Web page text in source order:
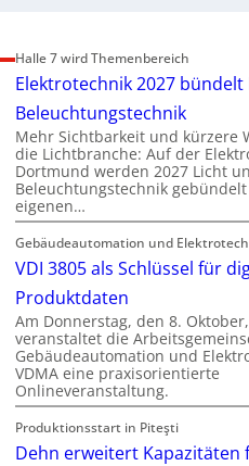
Halle 7 wird Themenbereich
Elektrotechnik 2027 bündelt
Beleuchtungstechnik
Mehr Sichtbarkeit und kürzere
die Lichtbranche: Auf der
Dortmund werden 2027 Licht
Beleuchtungstechnik
eigenen…
Gebäudeautomation und
VDI 3805 als Schlüssel für
Produktdaten
Am Donnerstag, den 8. Oktober,
veranstaltet die
Gebäudeautomation und
VDMA eine praxisorientierte
Onlineveranstaltung.
Produktionsstart in Piteşti
Dehn erweitert Kapazitäten